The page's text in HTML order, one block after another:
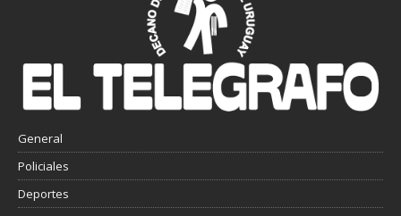
General
Policiales
Deportes